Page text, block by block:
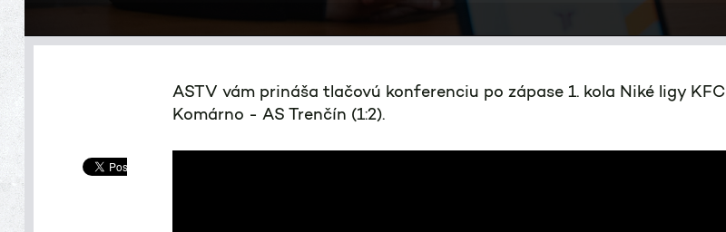
ASTV vám prináša tlačovú konferenciu po zápase 1. kola Niké ligy KFC
Komárno - AS Trenčín (1:2).